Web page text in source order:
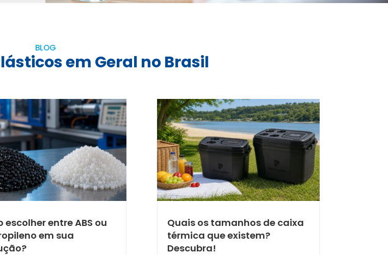
BLOG
em Geral no Brasil
escolher entre ABS ou
em sua
Quais os tamanhos de caixa
térmica que existem?
Descubra!